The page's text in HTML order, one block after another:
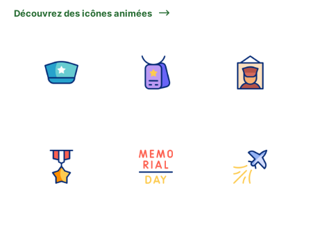
Découvrez des icônes animées